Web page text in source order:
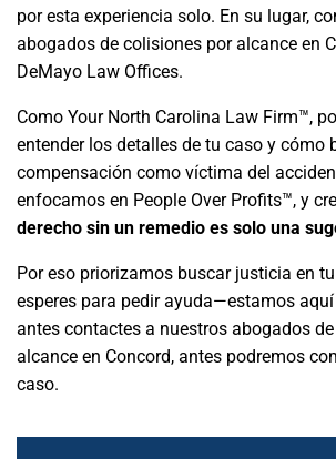
por esta experiencia solo. En su lugar,
abogados de colisiones por alcance en
DeMayo Law Offices.
Como Your North Carolina Law Firm™,
entender los detalles de tu caso y cómo
compensación como víctima del
enfocamos en People Over Profits™, y
derecho sin un remedio es solo una
Por eso priorizamos buscar justicia en
esperes para pedir ayuda—estamos
antes contactes a nuestros abogados
alcance en Concord, antes podremos
caso.